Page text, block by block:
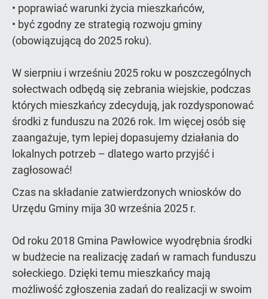
• poprawiać warunki życia mieszkańców,
• być zgodny ze strategią rozwoju gminy
(obowiązującą do 2025 roku).
W sierpniu i wrześniu 2025 roku w poszczególnych
sołectwach odbędą się zebrania wiejskie, podczas
których mieszkańcy zdecydują, jak rozdysponować
środki z funduszu na 2026 rok. Im więcej osób się
zaangażuje, tym lepiej dopasujemy działania do
lokalnych potrzeb – dlatego warto przyjść i
zagłosować!
Czas na składanie zatwierdzonych wniosków do
Urzędu Gminy mija 30 września 2025 r.
Od roku 2018 Gmina Pawłowice wyodrębnia środki
w budżecie na realizację zadań w ramach funduszu
sołeckiego. Dzięki temu mieszkańcy mają
możliwość zgłoszenia zadań do realizacji w swoim